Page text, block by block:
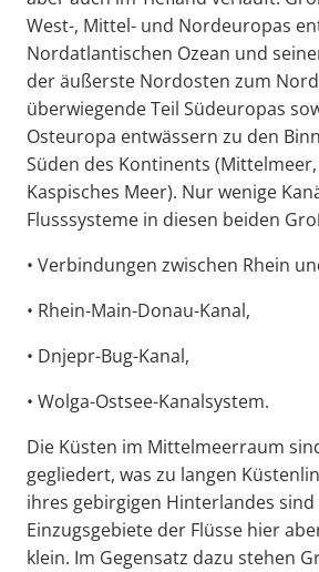
West-, Mittel- und Nordeuropas
Nordatlantischen Ozean und
der äußerste Nordosten zum
überwiegende Teil Südeuropas
Osteuropa entwässern zu den
Süden des Kontinents
Kaspisches Meer). Nur wenige
Flusssysteme in diesen beiden
• Verbindungen zwischen Rhein
• Rhein-Main-Donau-Kanal,
• Dnjepr-Bug-Kanal,
• Wolga-Ostsee-Kanalsystem.
Die Küsten im Mittelmeerraum
gegliedert, was zu langen
ihres gebirgigen Hinterlandes sind
Einzugsgebiete der Flüsse hier
klein. Im Gegensatz dazu stehen